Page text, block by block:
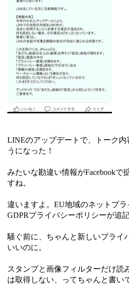
LINEのアップデートで、トーク内
うになった！
みたいな勘違い情報がFacebookで
すね。
違いますよ。EU地域のネットプ
GDPRプライバシーポリシーが追
騒ぐ前に、ちゃんと新しいプライ
いいのに。
スタンプと画像フィルターだけ読
は取得しない、ってちゃんと書い